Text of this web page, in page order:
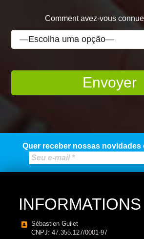
Comment avez-vous
Quer receber nossas novidades
INFORMATIONS
Sébastien Guilet
CNPJ: 47.355.127/0001-97